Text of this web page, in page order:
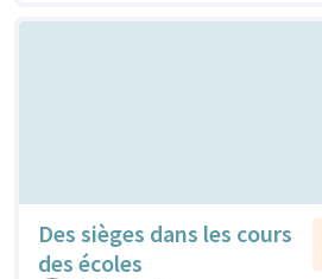
Des sièges dans les cours
des écoles